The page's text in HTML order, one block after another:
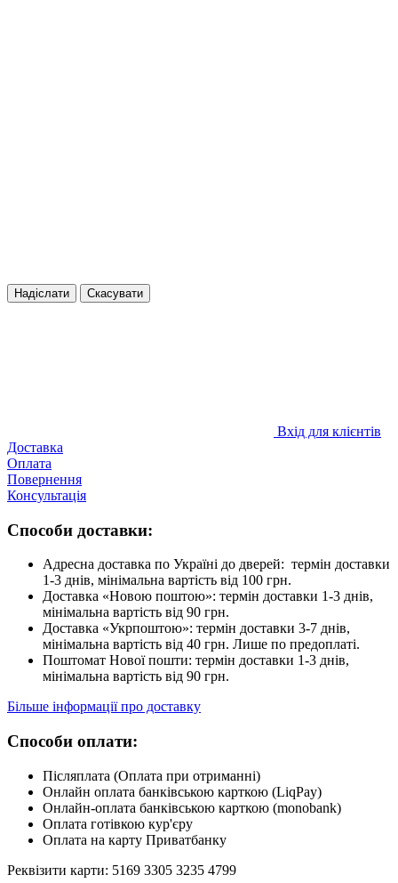
Надіслати Скасувати
Вхід для клієнтів
Доставка
Оплата
Повернення
Консультація
Способи доставки:
Адресна доставка по Україні до дверей: термін доставки
1-3 днів, мінімальна вартість від 100 грн.
Доставка «Новою поштою»: термін доставки 1-3 днів,
мінімальна вартість від 90 грн.
Доставка «Укрпоштою»: термін доставки 3-7 днів,
мінімальна вартість від 40 грн. Лише по предоплаті.
Поштомат Нової пошти: термін доставки 1-3 днів,
мінімальна вартість від 90 грн.
Більше інформації про доставку
Способи оплати:
Післяплата (Оплата при отриманні)
Онлайн оплата банківською карткою (LiqPay)
Онлайн-оплата банківською карткою (monobank)
Оплата готівкою кур'єру
Оплата на карту Приватбанку
Реквізити карти: 5169 3305 3235 4799